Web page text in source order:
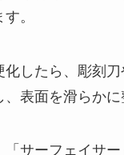
。
化したら、彫刻
表面を滑らかに
「サーフェイサ